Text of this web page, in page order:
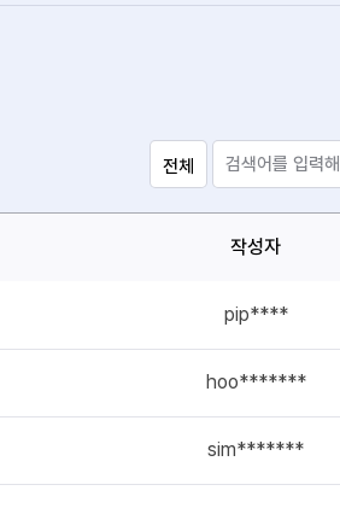
Q&A
작성자
pip****
hoo*******
sim*******